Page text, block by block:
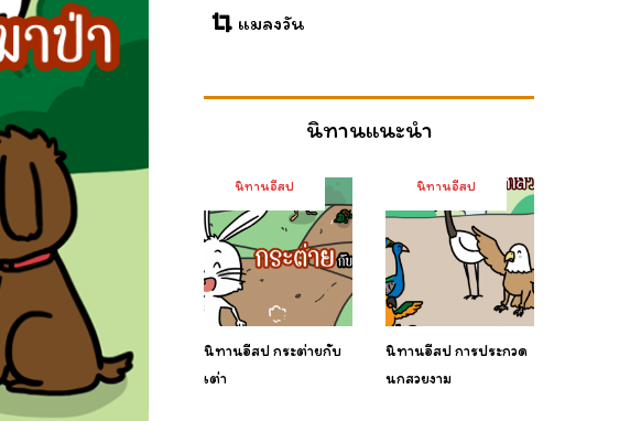
แมลงวัน
นิทานแนะนำ
นิทานอีสป
นิทานอีสป กระต่ายกับ
เต่า
นิทานอีสป
นิทานอีสป การประกวด
นกสวยงาม